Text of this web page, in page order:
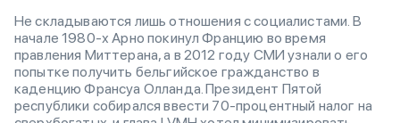
Не складываются лишь отношения с социалистами. В
начале 1980-х Арно покинул Францию во время
правления Миттерана, а в 2012 году СМИ узнали о его
попытке получить бельгийское гражданство в
каденцию Франсуа Олланда. Президент Пятой
республики собирался ввести 70-процентный налог на